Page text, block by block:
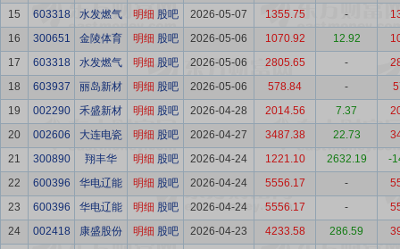
15
603318 水发燃气 明细 股吧 2026-05-07 1355.75 -
16
300651 金陵体育 明细 股吧 2026-05-06 1070.92 12.92
17
603318 水发燃气 明细 股吧 2026-05-06 2805.65 -
18
603937 丽岛新材 明细 股吧 2026-05-06 578.84 -
19
002290 禾盛新材 明细 股吧 2026-04-28 2014.56 7.37
20
002606 大连电瓷 明细 股吧 2026-04-27 3487.38 22.73
21
300890 翔丰华 明细 股吧 2026-04-24 1221.10 2632.19
-
22
600396 华电辽能 明细 股吧 2026-04-24 5556.17 -
23
600396 华电辽能 明细 股吧 2026-04-24 5556.17 -
24
002418 康盛股份 明细 股吧 2026-04-23 4233.58 286.59